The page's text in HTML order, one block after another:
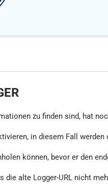
zu finden sind, hat
in diesem Fall
können, bevor er den
die alte Logger-URL nicht